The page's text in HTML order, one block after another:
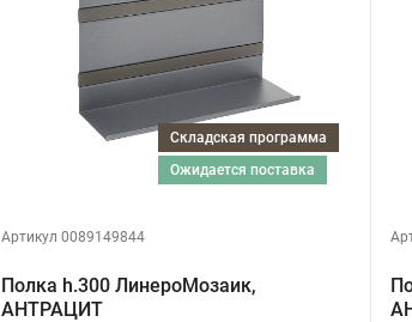
Складская программа
ожидается поставка
Артикул 0089149844
Полка h.300 ЛинероМозаик,
АНТРАЦИТ